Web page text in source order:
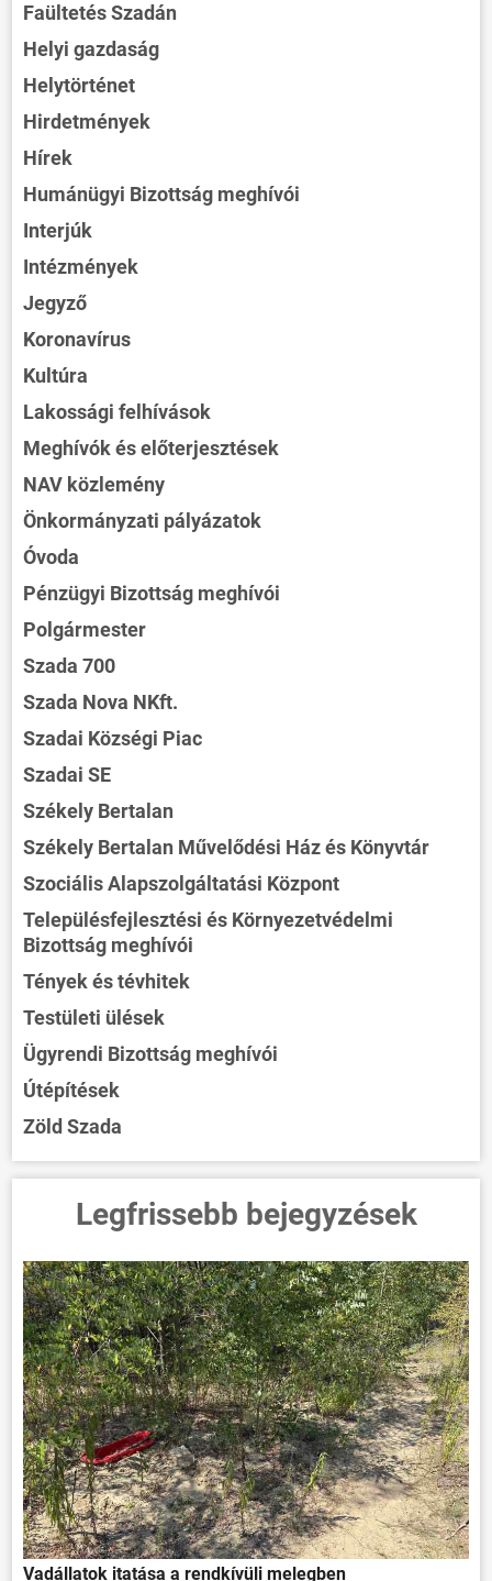
Faültetés Szadán
Helyi gazdaság
Helytörténet
Hirdetmények
Hírek
Humánügyi Bizottság meghívói
Interjúk
Intézmények
Jegyző
Koronavírus
Kultúra
Lakossági felhívások
Meghívók és előterjesztések
NAV közlemény
Önkormányzati pályázatok
Óvoda
Pénzügyi Bizottság meghívói
Polgármester
Szada 700
Szada Nova NKft.
Szadai Községi Piac
Szadai SE
Székely Bertalan
Székely Bertalan Művelődési Ház és Könyvtár
Szociális Alapszolgáltatási Központ
Településfejlesztési és Környezetvédelmi
Bizottság meghívói
Tények és tévhitek
Testületi ülések
Ügyrendi Bizottság meghívói
Útépítések
Zöld Szada
Legfrissebb bejegyzések
Vadállatok itatása a rendkívüli melegben